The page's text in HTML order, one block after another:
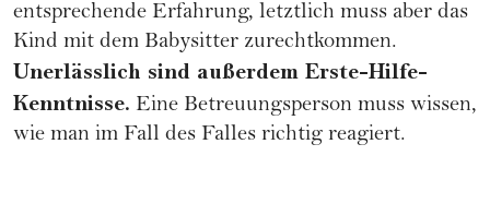
entsprechende Erfahrung, letztlich muss aber das
Kind mit dem Babysitter zurechtkommen.
Unerlässlich sind außerdem Erste-Hilfe-
Kenntnisse. Eine Betreuungsperson muss wissen,
wie man im Fall des Falles richtig reagiert.